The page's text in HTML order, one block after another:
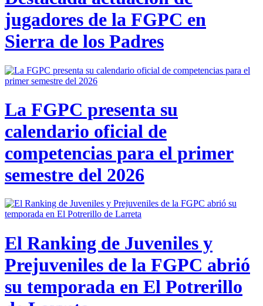
jugadores de la FGPC en
Sierra de los Padres
La FGPC presenta su
calendario oficial de
competencias para el primer
semestre del 2026
El Ranking de Juveniles y
Prejuveniles de la FGPC abrió
su temporada en El Potrerillo